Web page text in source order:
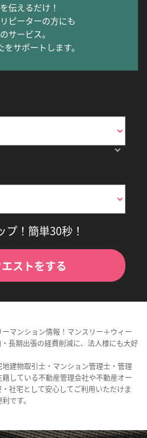
伝えるだけ！
ピーターの方にも
サービス。
サポートします。
プ！簡単30秒！
ストをする
マンション情報！マンスリー＋ウィー
長期出張の経費削減に、法人様にも大好
建物取引士・マンション管理士・管理
している不動産管理会社や不動産オー
社宅として安心してご利用いただけま
です。